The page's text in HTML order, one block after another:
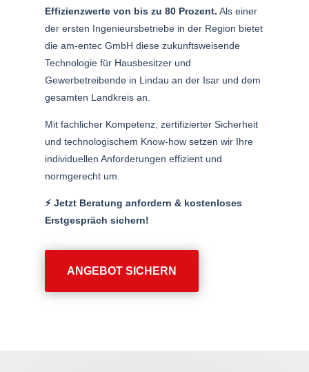
Effizienzwerte von bis zu 80 Prozent. Als einer
der ersten Ingenieursbetriebe in der Region bietet
die am-entec GmbH diese zukunftsweisende
Technologie für Hausbesitzer und
Gewerbetreibende in Lindau an der Isar und dem
gesamten Landkreis an.
Mit fachlicher Kompetenz, zertifizierter Sicherheit
und technologischem Know-how setzen wir Ihre
individuellen Anforderungen effizient und
normgerecht um.
⚡️ Jetzt Beratung anfordern & kostenloses
Erstgespräch sichern!
ANGEBOT SICHERN